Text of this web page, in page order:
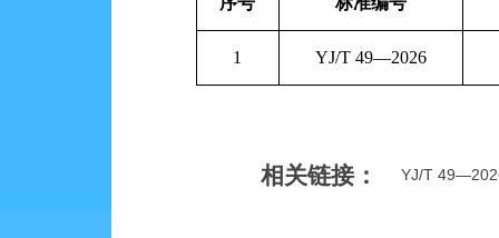
1 YJ/T 49—2026
相关链接： YJ/T